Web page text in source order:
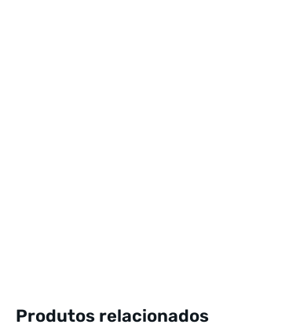
Produtos relacionados